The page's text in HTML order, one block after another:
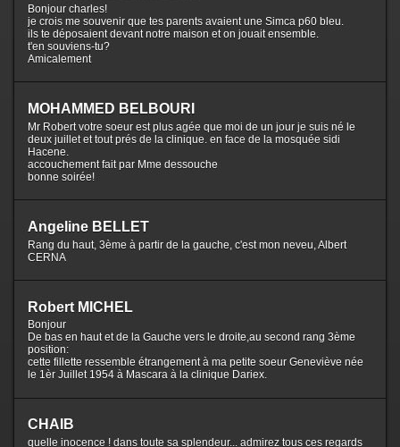
Bonjour charles!
je crois me souvenir que tes parents avaient une Simca p60 bleu.
ils te déposaient devant notre maison et on jouait ensemble.
t'en souviens-tu?
Amicalement
MOHAMMED BELBOURI
Mr Robert votre soeur est plus agée que moi de un jour je suis né le
deux juillet et tout prés de la clinique. en face de la mosquée sidi
Hacene.
accouchement fait par Mme dessouche
bonne soirée!
Angeline BELLET
Rang du haut, 3ème à partir de la gauche, c'est mon neveu, Albert
CERNA
Robert MICHEL
Bonjour
De bas en haut et de la Gauche vers le droite,au second rang 3ème
position:
cette fillette ressemble étrangement à ma petite soeur Geneviève née
le 1èr Juillet 1954 à Mascara à la clinique Dariex.
CHAIB
quelle inocence ! dans toute sa splendeur... admirez tous ces regards